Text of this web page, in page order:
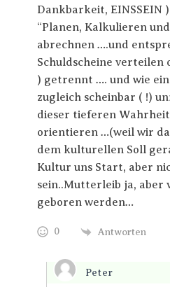
Dankbarkeit, EINSSEIN
“Planen, Kalkulieren
abrechnen ….und
Schuldscheine verteilen
) getrennt …. und wie
zugleich scheinbar ( !)
dieser tieferen
orientieren …(weil wir
dem kulturellen Soll
Kultur uns Start, aber
sein..Mutterleib ja, aber
geboren werden…
0 Antworten
Peter